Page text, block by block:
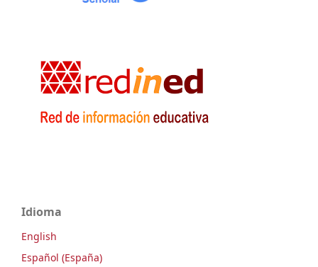
Idioma
English
Español (España)